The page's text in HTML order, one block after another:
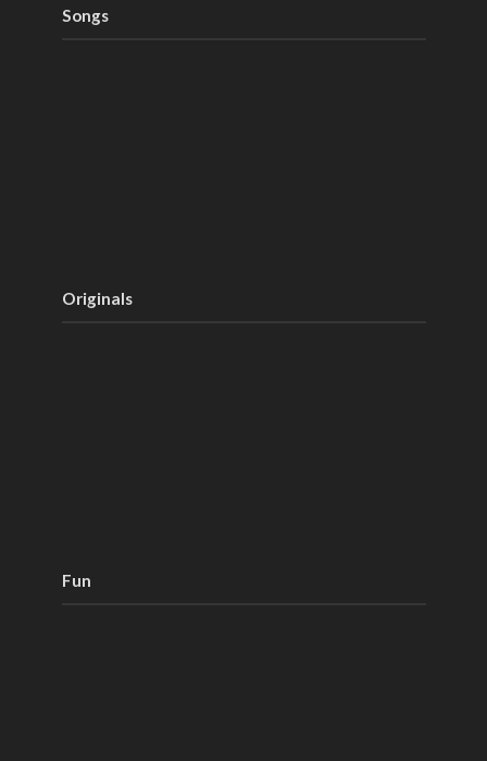
Songs
Originals
Fun